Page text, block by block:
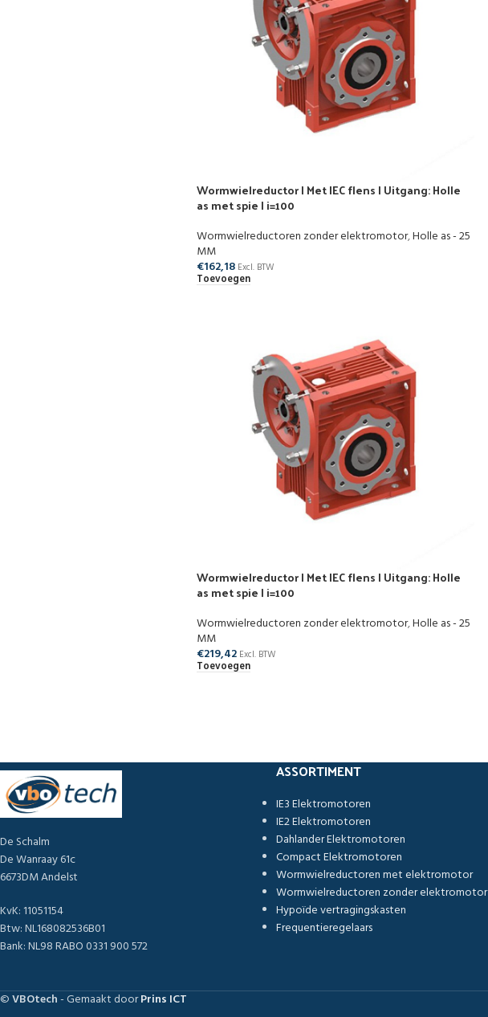
Wormwielreductor | Met IEC flens | Uitgang: Holle
as met spie | i=100
Wormwielreductoren zonder elektromotor,Holle as - 25
MM
€162,18 Excl. BTW
Toevoegen
Wormwielreductor | Met IEC flens | Uitgang: Holle
as met spie | i=100
Wormwielreductoren zonder elektromotor,Holle as - 25
MM
€219,42 Excl. BTW
Toevoegen
De Schalm
De Wanraay 61c
6673DM Andelst
KvK: 11051154
Btw: NL168082536B01
Bank: NL98 RABO 0331 900 572
ASSORTIMENT
IE3 Elektromotoren
IE2 Elektromotoren
Dahlander Elektromotoren
Compact Elektromotoren
Wormwielreductoren met elektromotor
Wormwielreductoren zonder elektromotor
Hypoïde vertragingskasten
Frequentieregelaars
©VBOtech- Gemaakt doorPrins ICT